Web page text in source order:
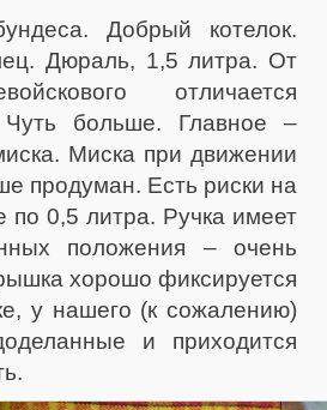
Добрый котелок.
Дюраль, 1,5 литра. От
отличается
Чуть больше. Главное –
Миска при движении
продуман. Есть риски на
по 0,5 литра. Ручка имеет
положения – очень
хорошо фиксируется
у нашего (к сожалению)
и приходится